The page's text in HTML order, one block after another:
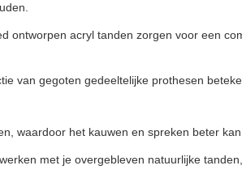
ontworpen acryl tanden zorgen voor een
van gegoten gedeeltelijke prothesen
waardoor het kauwen en spreken beter kan.
met je overgebleven natuurlijke